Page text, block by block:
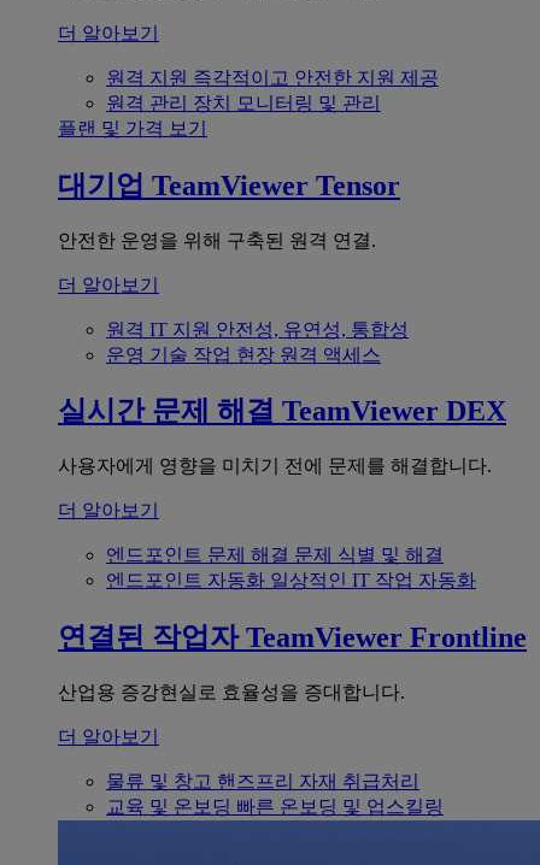
더 알아보기
원격 지원 즉각적이고 안전한 지원 제공
원격 관리 장치 모니터링 및 관리
플랜 및 가격 보기
대기업 TeamViewer Tensor
안전한 운영을 위해 구축된 원격 연결.
더 알아보기
원격 IT 지원 안전성, 유연성, 통합성
운영 기술 작업 현장 원격 액세스
실시간 문제 해결 TeamViewer DEX
사용자에게 영향을 미치기 전에 문제를 해결합니다.
더 알아보기
엔드포인트 문제 해결 문제 식별 및 해결
엔드포인트 자동화 일상적인 IT 작업 자동화
연결된 작업자 TeamViewer Frontline
산업용 증강현실로 효율성을 증대합니다.
더 알아보기
물류 및 창고 핸즈프리 자재 취급처리
교육 및 온보딩 빠른 온보딩 및 업스킬링